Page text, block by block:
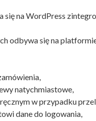
się na WordPress
odbywa się na
natychmiastowe,
w przypadku
dane do logowania,